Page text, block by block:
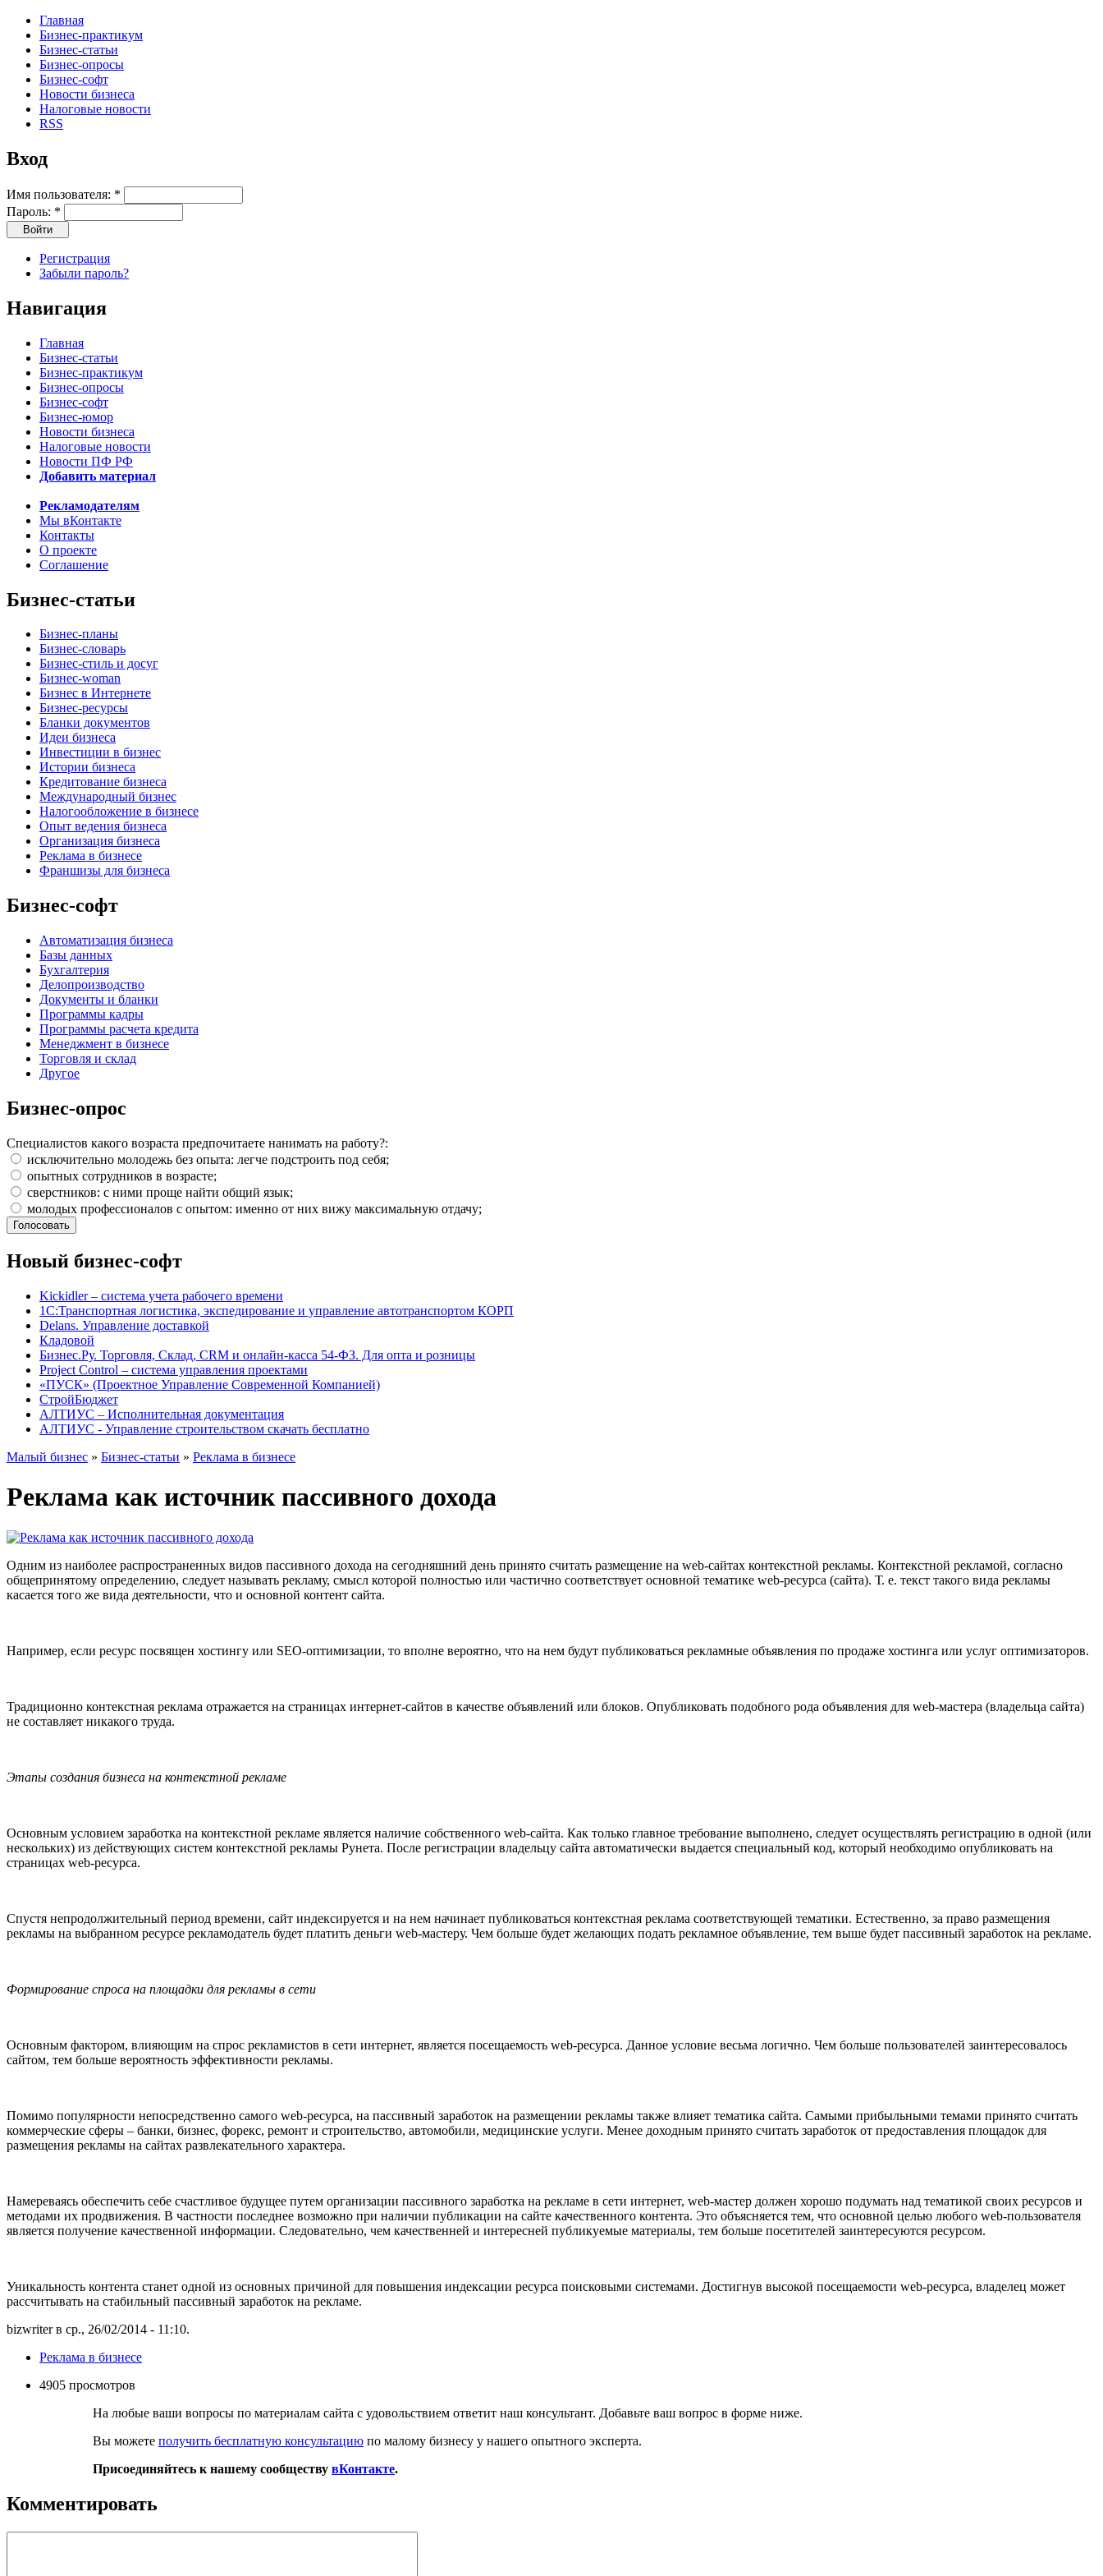
Главная
Бизнес-практикум
Бизнес-статьи
Бизнес-опросы
Бизнес-софт
Новости бизнеса
Налоговые новости
RSS
Вход
Имя пользователя: *
Пароль: *
Регистрация
Забыли пароль?
Навигация
Главная
Бизнес-статьи
Бизнес-практикум
Бизнес-опросы
Бизнес-софт
Бизнес-юмор
Новости бизнеса
Налоговые новости
Новости ПФ РФ
Добавить материал
Рекламодателям
Мы вКонтакте
Контакты
О проекте
Соглашение
Бизнес-статьи
Бизнес-планы
Бизнес-словарь
Бизнес-стиль и досуг
Бизнес-woman
Бизнес в Интернете
Бизнес-ресурсы
Бланки документов
Идеи бизнеса
Инвестиции в бизнес
Истории бизнеса
Кредитование бизнеса
Международный бизнес
Налогообложение в бизнесе
Опыт ведения бизнеса
Организация бизнеса
Реклама в бизнесе
Франшизы для бизнеса
Бизнес-софт
Автоматизация бизнеса
Базы данных
Бухгалтерия
Делопроизводство
Документы и бланки
Программы кадры
Программы расчета кредита
Менеджмент в бизнесе
Торговля и склад
Другое
Бизнес-опрос
Специалистов какого возраста предпочитаете нанимать на работу?:
исключительно молодежь без опыта: легче подстроить под себя;
опытных сотрудников в возрасте;
сверстников: с ними проще найти общий язык;
молодых профессионалов с опытом: именно от них вижу максимальную отдачу;
Новый бизнес-софт
Kickidler – система учета рабочего времени
1С:Транспортная логистика, экспедирование и управление автотранспортом КОРП
Delans. Управление доставкой
Кладовой
Бизнес.Ру. Торговля, Склад, CRM и онлайн-касса 54-ФЗ. Для опта и розницы
Project Сontrol – система управления проектами
«ПУСК» (Проектное Управление Современной Компанией)
СтройБюджет
АЛТИУС – Исполнительная документация
АЛТИУС - Управление строительством скачать бесплатно
Малый бизнес » Бизнес-статьи » Реклама в бизнесе
Реклама как источник пассивного дохода
Одним из наиболее распространенных видов пассивного дохода на сегодняшний день принято считать размещение на web-сайтах контекстной рекламы. Контекстной рекламой, согласно
общепринятому определению, следует называть рекламу, смысл которой полностью или частично соответствует основной тематике web-ресурса (сайта). Т. е. текст такого вида рекламы
касается того же вида деятельности, что и основной контент сайта.
Например, если ресурс посвящен хостингу или SEO-оптимизации, то вполне вероятно, что на нем будут публиковаться рекламные объявления по продаже хостинга или услуг оптимизаторов.
Традиционно контекстная реклама отражается на страницах интернет-сайтов в качестве объявлений или блоков. Опубликовать подобного рода объявления для web-мастера (владельца сайта)
не составляет никакого труда.
Этапы создания бизнеса на контекстной рекламе
Основным условием заработка на контекстной рекламе является наличие собственного web-сайта. Как только главное требование выполнено, следует осуществлять регистрацию в одной (или
нескольких) из действующих систем контекстной рекламы Рунета. После регистрации владельцу сайта автоматически выдается специальный код, который необходимо опубликовать на
страницах web-ресурса.
Спустя непродолжительный период времени, сайт индексируется и на нем начинает публиковаться контекстная реклама соответствующей тематики. Естественно, за право размещения
рекламы на выбранном ресурсе рекламодатель будет платить деньги web-мастеру. Чем больше будет желающих подать рекламное объявление, тем выше будет пассивный заработок на рекламе.
Формирование спроса на площадки для рекламы в сети
Основным фактором, влияющим на спрос рекламистов в сети интернет, является посещаемость web-ресурса. Данное условие весьма логично. Чем больше пользователей заинтересовалось
сайтом, тем больше вероятность эффективности рекламы.
Помимо популярности непосредственно самого web-ресурса, на пассивный заработок на размещении рекламы также влияет тематика сайта. Самыми прибыльными темами принято считать
коммерческие сферы – банки, бизнес, форекс, ремонт и строительство, автомобили, медицинские услуги. Менее доходным принято считать заработок от предоставления площадок для
размещения рекламы на сайтах развлекательного характера.
Намереваясь обеспечить себе счастливое будущее путем организации пассивного заработка на рекламе в сети интернет, web-мастер должен хорошо подумать над тематикой своих ресурсов и
методами их продвижения. В частности последнее возможно при наличии публикации на сайте качественного контента. Это объясняется тем, что основной целью любого web-пользователя
является получение качественной информации. Следовательно, чем качественней и интересней публикуемые материалы, тем больше посетителей заинтересуются ресурсом.
Уникальность контента станет одной из основных причиной для повышения индексации ресурса поисковыми системами. Достигнув высокой посещаемости web-ресурса, владелец может
рассчитывать на стабильный пассивный заработок на рекламе.
bizwriter в ср., 26/02/2014 - 11:10.
Реклама в бизнесе
4905 просмотров
На любые ваши вопросы по материалам сайта с удовольствием ответит наш консультант. Добавьте ваш вопрос в форме ниже.
Вы можете получить бесплатную консультацию по малому бизнесу у нашего опытного эксперта.
Присоединяйтесь к нашему сообществу вКонтакте.
Комментировать